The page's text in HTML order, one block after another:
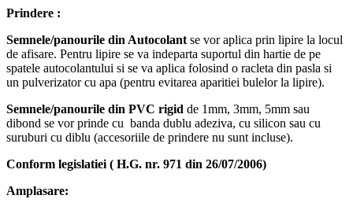
Prindere :
Semnele/panourile din Autocolant se vor aplica prin lipire la locul
de afisare. Pentru lipire se va indeparta suportul din hartie de pe
spatele autocolantului si se va aplica folosind o racleta din pasla si
un pulverizator cu apa (pentru evitarea aparitiei bulelor la lipire).
Semnele/panourile din PVC rigid de 1mm, 3mm, 5mm sau
dibond se vor prinde cu banda dublu adeziva, cu silicon sau cu
suruburi cu diblu (accesoriile de prindere nu sunt incluse).
Conform legislatiei ( H.G. nr. 971 din 26/07/2006)
Amplasare: